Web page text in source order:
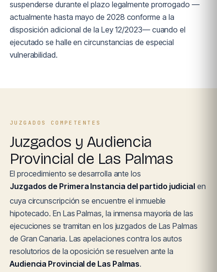
suspenderse durante el plazo legalmente prorrogado —
actualmente hasta mayo de 2028 conforme a la
disposición adicional de la Ley 12/2023— cuando el
ejecutado se halle en circunstancias de especial
vulnerabilidad.
JUZGADOS COMPETENTES
Juzgados y Audiencia
Provincial de Las Palmas
El procedimiento se desarrolla ante los
Juzgados de Primera Instancia del partido judicial en
cuya circunscripción se encuentre el inmueble
hipotecado. En Las Palmas, la inmensa mayoría de las
ejecuciones se tramitan en los juzgados de Las Palmas
de Gran Canaria. Las apelaciones contra los autos
resolutorios de la oposición se resuelven ante la
Audiencia Provincial de Las Palmas.